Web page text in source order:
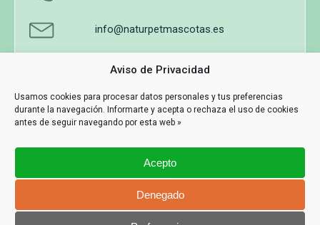
Aviso de Privacidad
Usamos cookies para procesar datos personales y tus preferencias
durante la navegación. Informarte y acepta o rechaza el uso de cookies
antes de seguir navegando por esta web »
Acepto
Denegado
info@naturpetmascotas.es
Con Tecnología MASWEB
Aviso legal Política de privacidad
Términos y Condiciones de Compra
Información y contacto